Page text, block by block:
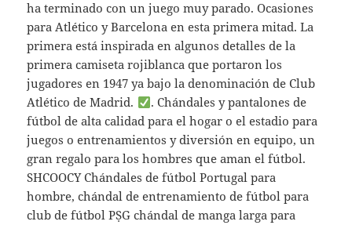
ha terminado con un juego muy parado. Ocasiones
para Atlético y Barcelona en esta primera mitad. La
primera está inspirada en algunos detalles de la
primera camiseta rojiblanca que portaron los
jugadores en 1947 ya bajo la denominación de Club
Atlético de Madrid.
. Chándales y pantalones de
fútbol de alta calidad para el hogar o el estadio para
juegos o entrenamientos y diversión en equipo, un
gran regalo para los hombres que aman el fútbol.
SHCOOCY Chándales de fútbol Portugal para
hombre, chándal de entrenamiento de fútbol para
club de fútbol PṢG chándal de manga larga para